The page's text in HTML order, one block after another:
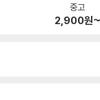
중고
2,900원~